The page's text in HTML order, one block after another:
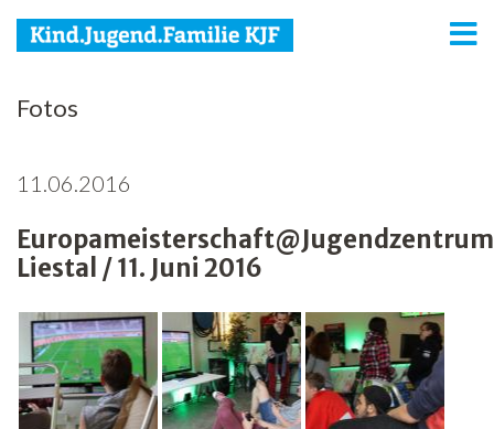
KJF
Jugend
Familie
Agenda
Netzwerk
Fotos
11.06.2016
Europameisterschaft@Jugendzentrum
Liestal / 11. Juni 2016